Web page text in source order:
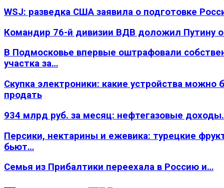
WSJ: разведка США заявила о подготовке
Командир 76-й дивизии ВДВ доложил Путину
В Подмосковье впервые оштрафовали
участка за…
Скупка электроники: какие устройства можно
продать
934 млрд руб. за месяц: нефтегазовые
Персики, нектарины и ежевика: турецкие
бьют…
Семья из Прибалтики переехала в Россию и…